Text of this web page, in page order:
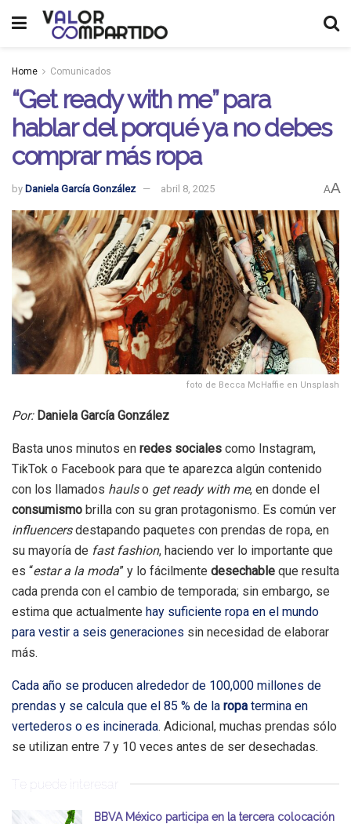
Home Comunicados
“Get ready with me” para
hablar del porqué ya no debes
comprar más ropa
by Daniela García González abril 8, 2025 AA
foto de Becca McHaffie en Unsplash
Por:Daniela García González
Basta unos minutos en redes sociales como Instagram,
TikTok o Facebook para que te aparezca algún contenido
con los llamados haulso get ready with me, en donde el
consumismo brilla con su gran protagonismo. Es común ver
influencersdestapando paquetes con prendas de ropa, en
su mayoría de fast fashion, haciendo ver lo importante que
es “estar a la moda” y lo fácilmente desechable que resulta
cada prenda con el cambio de temporada; sin embargo, se
estima que actualmente hay suficiente ropa en el mundo
para vestir a seis generaciones sin necesidad de elaborar
más.
Cada año se producen alrededor de 100,000 millones de
prendas y se calcula que el 85 % de la ropa termina en
vertederos o es incinerada. Adicional, muchas prendas sólo
se utilizan entre 7 y 10 veces antes de ser desechadas.
Te puede interesar
BBVA México participa en la tercera colocación